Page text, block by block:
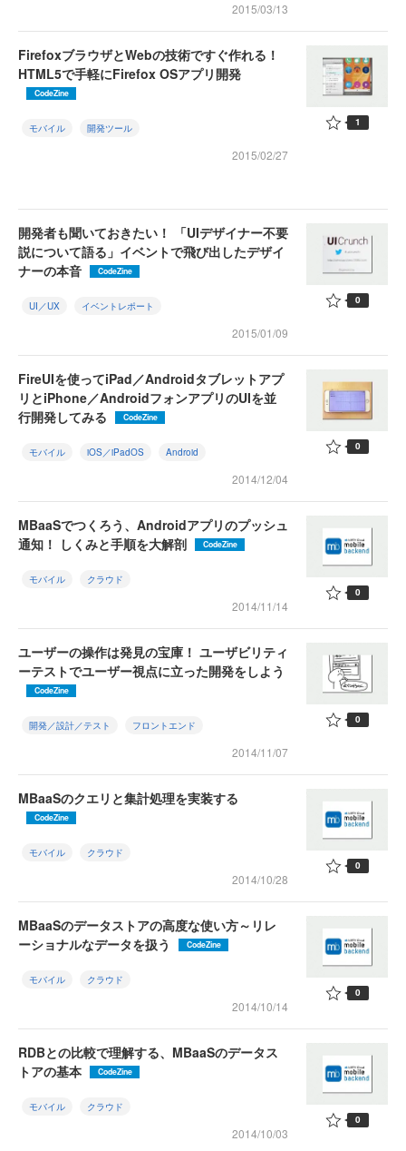
2015/03/13
FirefoxブラウザとWebの技術ですぐ作れる！
HTML5で手軽にFirefox OSアプリ開発
CodeZine
モバイル 開発ツール
2015/02/27
1
開発者も聞いておきたい！ 「UIデザイナー不要
説について語る」イベントで飛び出したデザイ
ナーの本音
CodeZine
UI／UX イベントレポート
2015/01/09
0
FireUIを使ってiPad／Androidタブレットアプ
リとiPhone／AndroidフォンアプリのUIを並
行開発してみる
CodeZine
モバイル iOS／iPadOS Android
2014/12/04
0
MBaaSでつくろう、Androidアプリのプッシュ
通知！ しくみと手順を大解剖
CodeZine
モバイル クラウド
2014/11/14
0
ユーザーの操作は発見の宝庫！ ユーザビリティ
ーテストでユーザー視点に立った開発をしよう
CodeZine
開発／設計／テスト フロントエンド
2014/11/07
0
MBaaSのクエリと集計処理を実装する
CodeZine
モバイル クラウド
2014/10/28
0
MBaaSのデータストアの高度な使い方～リレ
ーショナルなデータを扱う
CodeZine
モバイル クラウド
2014/10/14
0
RDBとの比較で理解する、MBaaSのデータス
トアの基本
CodeZine
モバイル クラウド
2014/10/03
0